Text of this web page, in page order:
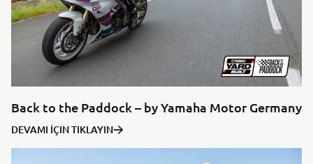
Back to the Paddock – by Yamaha Motor Germany
DEVAMI İÇIN TIKLAYIN